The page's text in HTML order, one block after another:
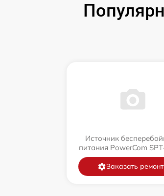
Источник
питания PowerCom
Заказать ремонт